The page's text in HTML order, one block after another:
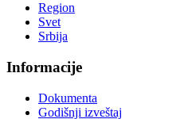
Region
Svet
Srbija
Informacije
Dokumenta
Godišnji izveštaj